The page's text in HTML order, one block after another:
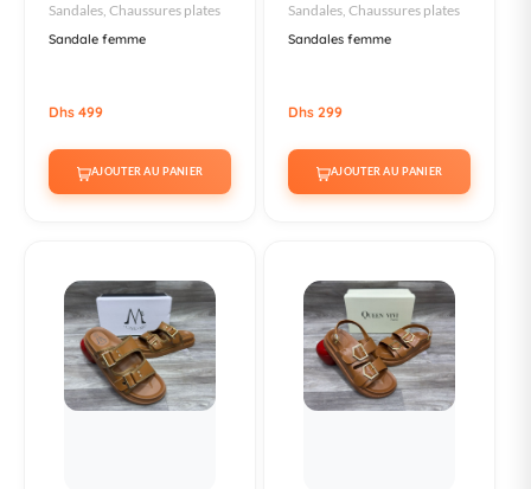
Sandales, Chaussures plates
Sandale femme
Dhs 499
AJOUTER AU PANIER
Sandales, Chaussures plates
Sandales femme
Dhs 299
AJOUTER AU PANIER